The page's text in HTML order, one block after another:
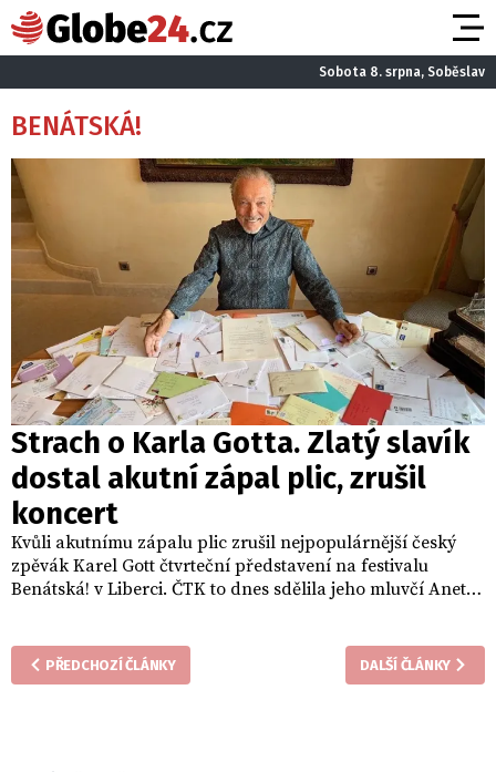
Sobota 8. srpna, Soběslav
BENÁTSKÁ!
Strach o Karla Gotta. Zlatý slavík
dostal akutní zápal plic, zrušil
koncert
Kvůli akutnímu zápalu plic zrušil nejpopulárnější český
zpěvák Karel Gott čtvrteční představení na festivalu
Benátská! v Liberci. ČTK to dnes sdělila jeho mluvčí Aneta
PŘEDCHOZÍ ČLÁNKY DALŠÍ ČLÁNKY